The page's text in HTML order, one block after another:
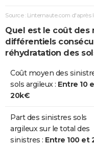
Source : Linternaute.com d'après
Quel est le coût des
différentiels
réhydratation des
Coût moyen des
sols argileux : Entre 10
20k€
Part des sinistres sols
argileux sur le total des
sinistres : Entre 100 et